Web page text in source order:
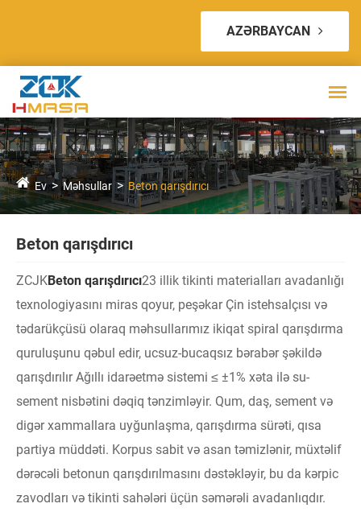
AZƏRBAYCAN
Ev Məhsullar Beton qarışdırıcı
Beton qarışdırıcı
ZCJKBeton qarışdırıcı23 illik tikinti materialları avadanlığı
texnologiyasını miras qoyur, peşəkar Çin istehsalçısı və
tədarükçüsü olaraq məhsullarımız ikiqat spiral qarışdırma
quruluşunu qəbul edir, ucsuz-bucaqsız bərabər şəkildə
qarışdırılır Ağıllı idarəetmə sistemi ≤ ±1% xəta ilə su-
sement nisbətini dəqiq tənzimləyir. Qum, daş, sement və
digər xammallara uyğunlaşma, qarışdırma sürəti, qısa
partiya müddəti. Korpus sabit və asan təmizlənir, müxtəlif
dərəcəli betonun qarışdırılmasını dəstəkləyir, bu da kərpic
zavodları və tikinti sahələri üçün səmərəli avadanlıqdır.